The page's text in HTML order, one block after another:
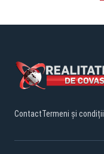
ContactTermeni și condiții